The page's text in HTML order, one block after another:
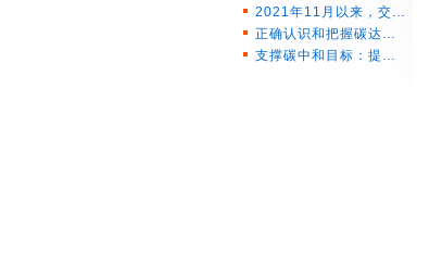
2021年11月以来，交…
正确认识和把握碳达…
支撑碳中和目标：提…